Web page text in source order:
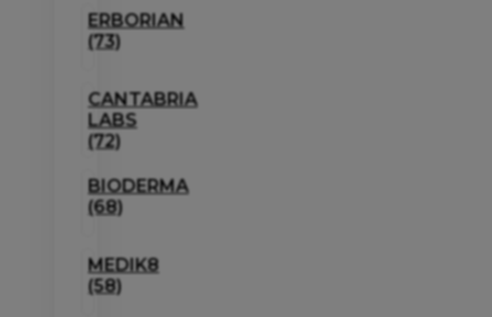
ERBORIAN
(73)
CANTABRIA
LABS
(72)
BIODERMA
(68)
MEDIK8
(58)